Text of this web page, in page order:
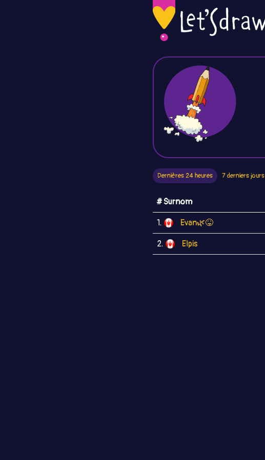
Dernières 24 heures 7 derniers jours
# Surnom
1. Evan🌿😝
2. Elpis